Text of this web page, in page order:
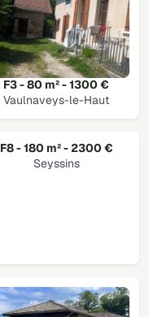
F3 - 80 m² - 1300 €
Vaulnaveys-le-Haut
F8 - 180 m² - 2300 €
Seyssins